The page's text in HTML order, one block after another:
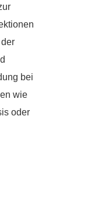
bei
wie
oder